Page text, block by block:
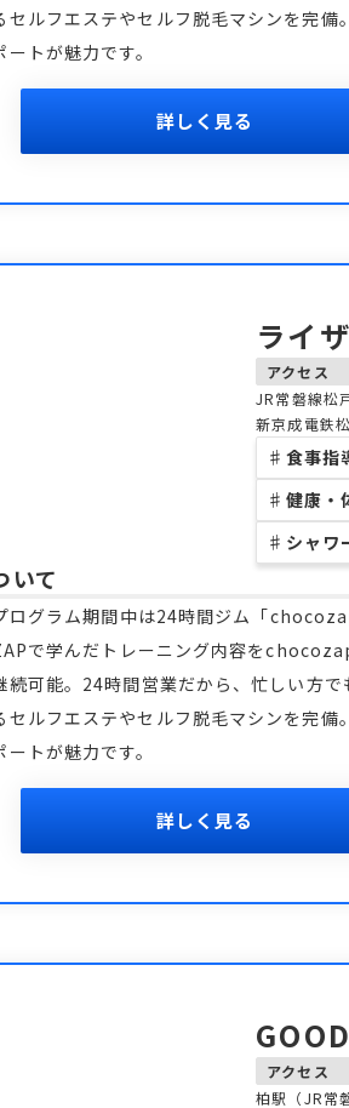
ルフエステやセルフ脱毛マシンを完
トが魅力です。
詳しく見る
ライ
アクセス
JR常磐線松
新京成電鉄
♯ 食事指
♯ 健康・
♯ シャワ
いて
ログラム期間中は24時間ジム「
で学んだトレーニング内容を
可能。24時間営業だから、忙しい方
ルフエステやセルフ脱毛マシンを完
トが魅力です。
詳しく見る
アクセス
柏駅（JR常